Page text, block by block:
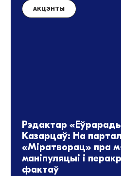
АКЦЭНТЫ
Рэдактар
Казарцаў: На
«Міратворац» пра
маніпуляцыі і
фактаў